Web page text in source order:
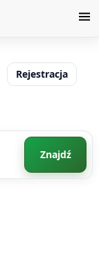
Rejestracja
Znajdź